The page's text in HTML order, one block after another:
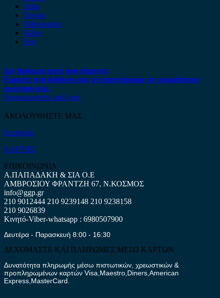
Tesla
Toyota
Volkswagen
Volvo
Xev
Δεν βρήκατε αυτό που ψάχνετε;
Είμαστε στη διάθεση σας να απαντήσουμε σε οποιαδήποτε
ερώτηση σας.
Επικοινωνήστε μαζί μας
ΑΚΟΛΟΥΘΗΣΤΕ ΜΑΣ
Facebook
ΧΑΡΤΗΣ
ΕΠΙΚΟΙΝΩΝΙΑ
Α.ΠΑΠΑΔΑΚΗ & ΣΙΑ Ο.Ε
ΑΜΒΡΟΣΙΟΥ ΦΡΑΝΤΖΗ 67, Ν.ΚΟΣΜΟΣ
info@ggp.gr
210 9012444 210 9239148 210 9238158
210 9026839
Κινητό-Viber-whatsapp : 6980507900
Δευτέρα - Παρασκευή 8:00 - 16:30
ΔΕΧΟΜΑΣΤΕ ΚΑΙ ΠΛΗΡΩΜΕΣ ΜΕΣΩ ΚΑΡΤΩΝ
Δυνατότητα πληρωμής μέσω πιστωτικών, χρεωστικών &
προπληρωμένων καρτών Visa,Maestro,Diners,American
Express,MasterCard.